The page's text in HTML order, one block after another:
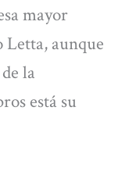
mayor
Letta, aunque
la
está su